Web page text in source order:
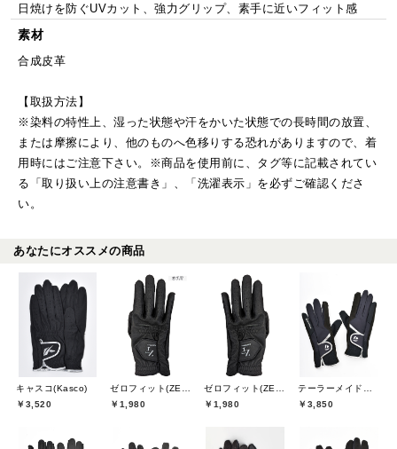
日焼けを防ぐUVカット、強力グリップ、素手に近いフィット感
素材
合成皮革
【取扱方法】
※染料の特性上、湿った状態や汗をかいた状態での長時間の放置、
または摩擦により、他のものへ色移りする恐れがありますので、着
用時にはご注意下さい。※商品を使用前に、タグ等に記載されてい
る「取り扱い上の注意書き」、「洗濯表示」を必ずご確認くださ
い。
あなたにオススメの商品
キャスコ(Kasco)
￥3,520
￥1,980
￥1,980
￥3,850